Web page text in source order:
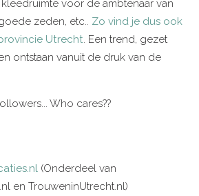
voor de ambtenaar van
zeden, etc.. Zo vind je dus ook
Utrecht. Een trend, gezet
ontstaan vanuit de druk van de
Who cares??
(Onderdeel van
en TrouweninUtrecht.nl)